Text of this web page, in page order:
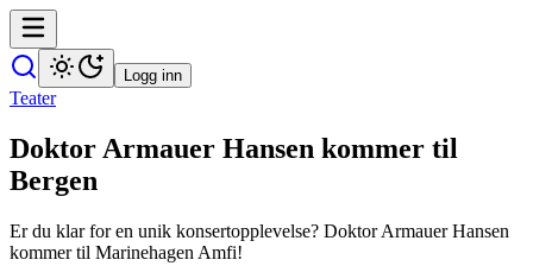
Logg inn
Teater
Doktor Armauer Hansen kommer til
Bergen
Er du klar for en unik konsertopplevelse? Doktor Armauer Hansen
kommer til Marinehagen Amfi!